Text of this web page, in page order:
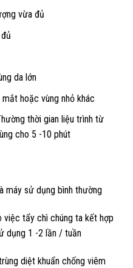
vừa đủ
da lớn
hoặc vùng nhỏ khác
thời gian liệu trình từ
cho 5 -10 phút
máy sử dụng bình thường
việc tẩy chì chúng ta kết hợp
dụng 1 -2 lần / tuần
diệt khuẩn chống viêm